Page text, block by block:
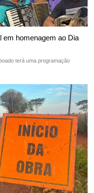
em homenagem ao Dia
terá uma programação